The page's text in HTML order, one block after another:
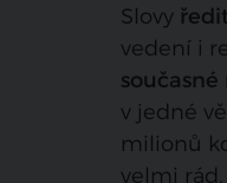
Slovy
vedení i
v jedné
milionů
velmi